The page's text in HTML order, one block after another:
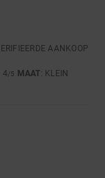
AANKOOP
4/5 MAAT: KLEIN